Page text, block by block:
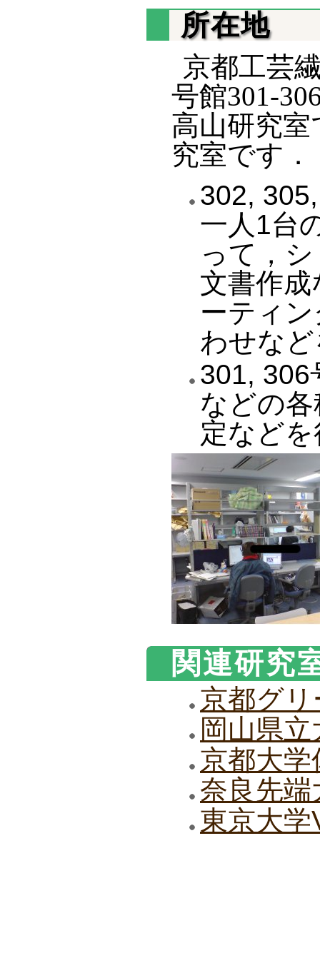
所在地
京都工芸
号館301-
高山研究室
究室です．
302,
一人1台
って，
文書作
ーティ
わせな
301, 306
などの
定など
関連研究
京都グ
岡山県
京都大
奈良先
東京大学